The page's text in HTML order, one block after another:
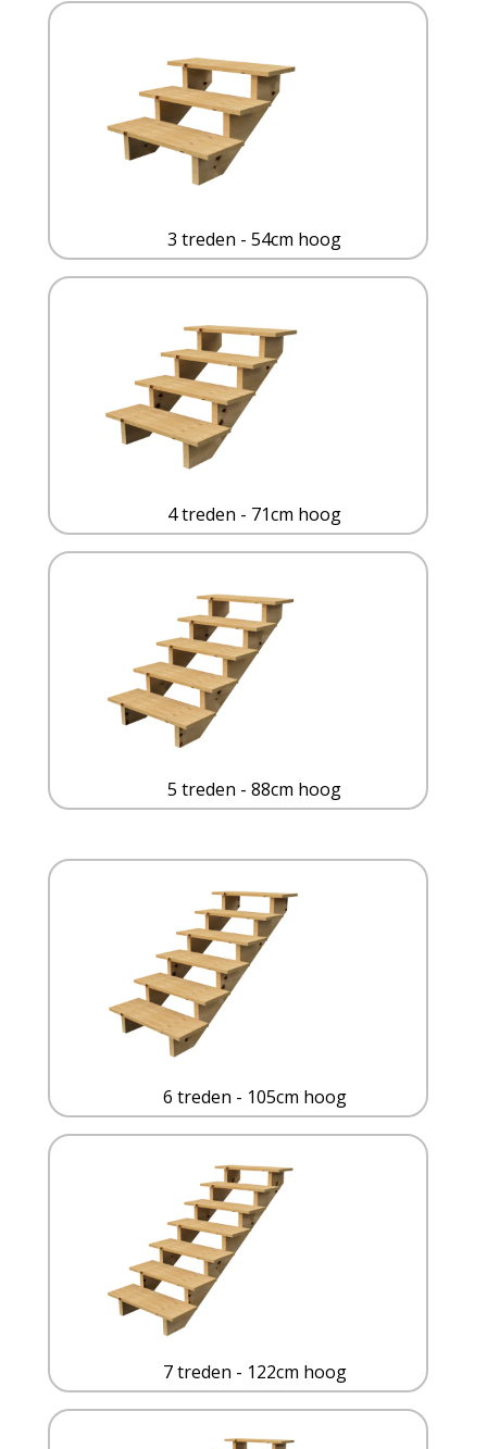
3 treden - 54cm hoog
4 treden - 71cm hoog
5 treden - 88cm hoog
6 treden - 105cm hoog
7 treden - 122cm hoog